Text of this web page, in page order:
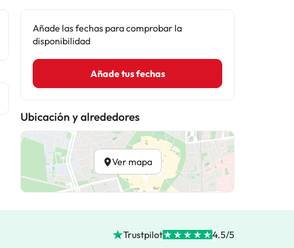
Añade las fechas para comprobar la
disponibilidad
Añade tus fechas
Ubicación y alrededores
Ver mapa
Trustpilot 4.5/5